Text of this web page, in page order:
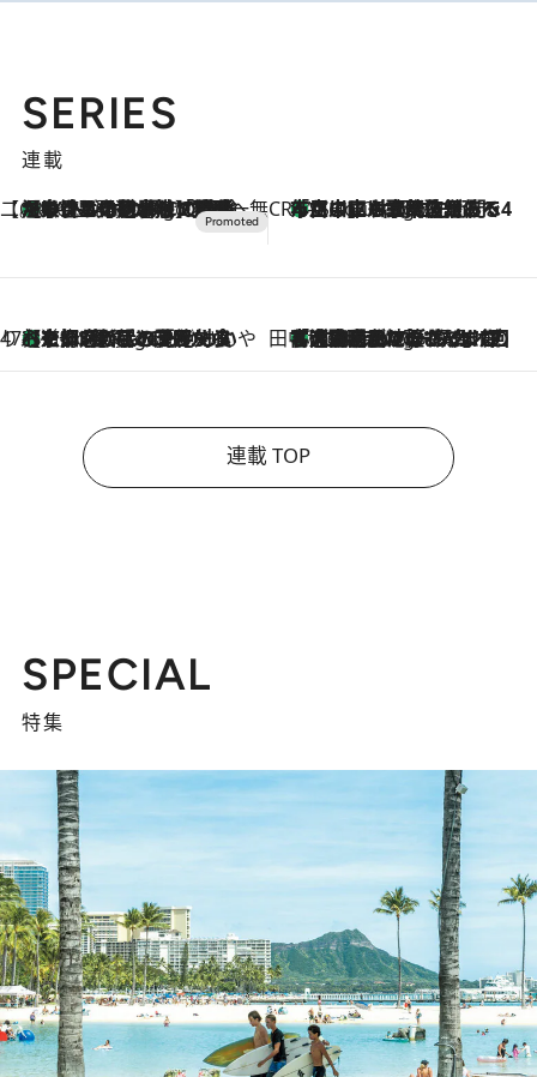
SERIES
連載
【CREA×星野リゾート】唯一無二。癒しと発見が待つ場所へ
16 Minutes Ago
【トンボの足水浴】ヒノキの香りに包まれて涼感マックス！約13℃の湧水かけ流しを避暑地「星野温泉 トンボの湯」で体験 CREA'S CHOICE
2 Hours Ago
「立川にも歌舞伎があるんだよ」 片岡仁左衛門・市川中車ら豪華座組みで4年目の立川立飛歌舞伎へ
47都道府県の手みやげ ひんやりスイーツで夏を満喫
2 Hours Ago
【京都府】この夏絶対食べたい 冷やしておいしいおやつ3選 ひと口目から心を掴む新緑のテリーヌ 田中稲の勝手に再ブーム
7 Hours Ago
「湘南乃風に憧れて」観客大盛上がりの“タオル回し”に、ラッパー顔負けの高速歌唱まで…さだまさし（74）のアグレッシブすぎる現在地
連載 TOP
SPECIAL
特集